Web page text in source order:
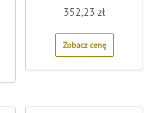
0
out
5
352,23zł
Zobacz cenę